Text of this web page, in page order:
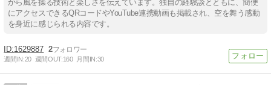
から風を操る技術と楽しさを伝えています。独自の経験談とともに、簡便
にアクセスできるQRコードやYouTube連携動画も掲載され、空を舞う感動
を身近に感じられる内容です。
1629887 2
週間IN:20 週間OUT:160 月間IN:30